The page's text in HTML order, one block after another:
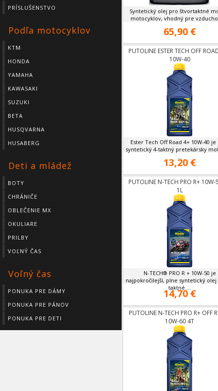
PRÍSLUŠENSTVO
Podľa motocyklov
KTM
HONDA
YAMAHA
KAWASAKI
SUZUKI
BETA
HUSQVARNA
HUSABERG
Deti a mládež
BOTY
CHRÁNIČE
OBLEČENIE MX
OKULIARE
PRILBY
VOĽNÝ ČAS
Voľný čas
PONUKA PRE DÁMY
PONUKA PRE PÁNOV
PONUKA PRE DETI
Syntetický olej pro štvortaktné
motocyklov, vhodný pre
65,90 €
PUTOLINE ESTER TECH OFF
10W-40
Ester Tech Off Road 4+ 10W-40
syntetický 4-taktný pretekársky
...
13,20 €
PUTOLINE N-TECH PRO R+ 10W-
1L
N-TECH® PRO R + 10W-50 je
najpokročilejší, plne syntetický olej
taktné ...
14,70 €
PUTOLINE N-TECH PRO R+ OFF
10W-60 4T